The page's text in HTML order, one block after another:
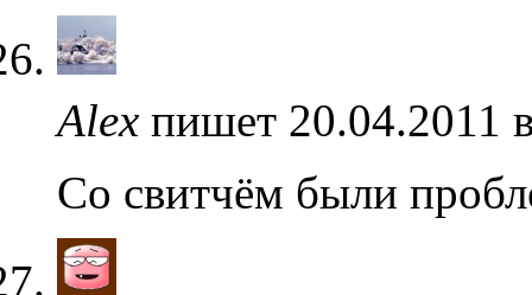
Alex пишет 20.04.2011
Со свитчём были